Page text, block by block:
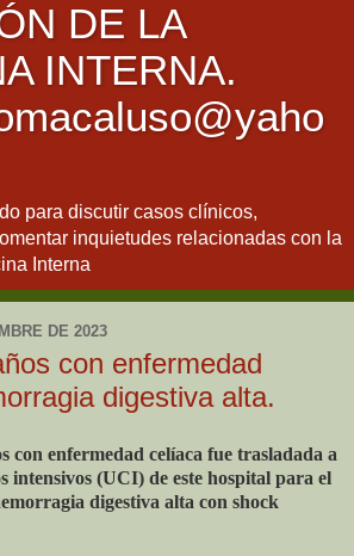
DE LA
INTERNA.
para discutir casos clínicos,
inquietudes relacionadas con la
Interna
DE 2023
con enfermedad
digestiva alta.
con enfermedad celíaca fue trasladada a
intensivos (UCI) de este hospital para el
digestiva alta con shock